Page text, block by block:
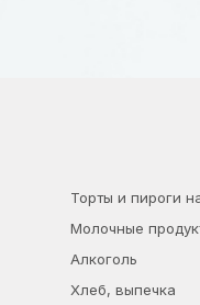
Торты и пироги
Молочные
Алкоголь
Хлеб, выпечка